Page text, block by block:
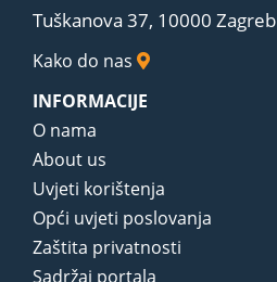
Tuškanova 37, 10000 Zagreb
Kako do nas
INFORMACIJE
O nama
About us
Uvjeti korištenja
Opći uvjeti poslovanja
Zaštita privatnosti
Sadržaj portala